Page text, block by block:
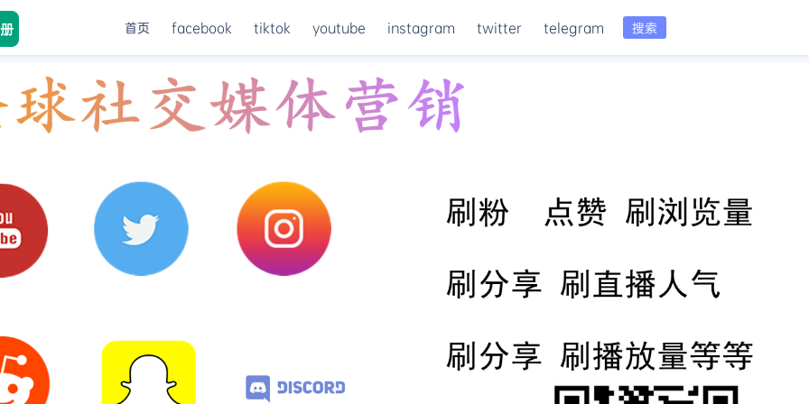
搜索
首页 facebook tiktok youtube instagram twitter telegram